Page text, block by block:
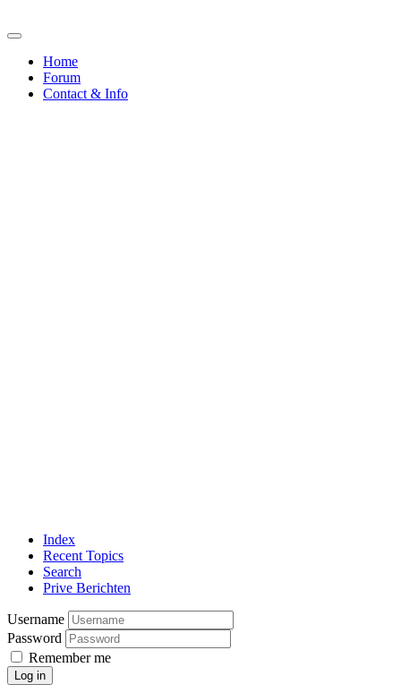
Home
Forum
Contact & Info
Index
Recent Topics
Search
Prive Berichten
Username
Password
Remember me
Log in